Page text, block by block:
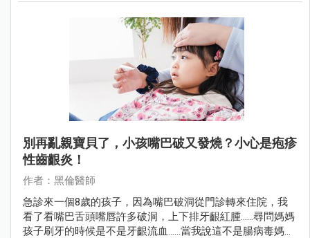
別再亂親寶貝了，小孩嘴巴破又發燒？小心是疱疹
性齒齦炎！
作者：黑倫醫師
急診來一個8歲的孩子，因為嘴巴破洞從門診轉來住院，我
看了看嘴巴舌頭嘴唇許多破洞，上下排牙齦紅腫……尋問媽媽
孩子刷牙的時候是不是牙齦流血……當我說這不是腸病毒媽媽